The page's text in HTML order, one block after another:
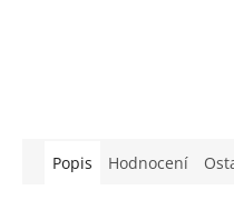
Popis Hodnocení